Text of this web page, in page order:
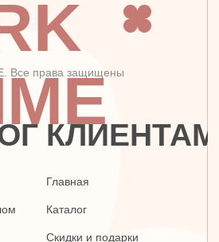
Заявка на звонок